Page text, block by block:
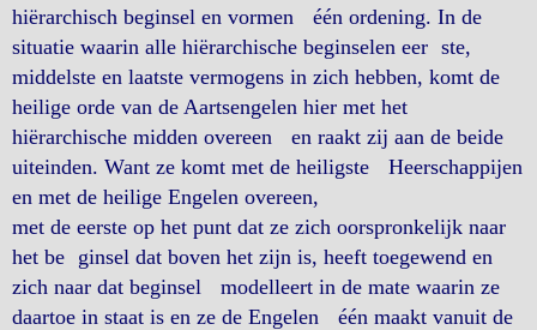
hiërarchisch beginsel en vormen één ordening. In de
situatie waarin alle hiërarchische beginselen eer ste,
middelste en laatste vermogens in zich hebben, komt de
heilige orde van de Aartsengelen hier met het
hiërarchische midden overeen en raakt zij aan de beide
uiteinden. Want ze komt met de heiligste Heerschappijen
en met de heilige Engelen overeen,
met de eerste op het punt dat ze zich oorspronkelijk naar
het be ginsel dat boven het zijn is, heeft toegewend en
zich naar dat beginsel modelleert in de mate waarin ze
daartoe in staat is en ze de Engelen één maakt vanuit de